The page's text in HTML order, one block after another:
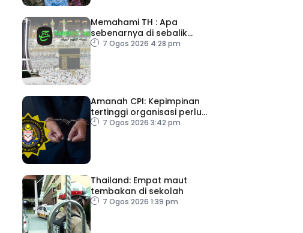
Memahami TH : Apa
sebenarnya di sebalik
angka
7 Ogos 2026 4:28 pm
Amanah CPI: Kepimpinan
tertinggi organisasi perlu
pacu reformasi radikal
7 Ogos 2026 3:42 pm
Thailand: Empat maut
tembakan di sekolah
7 Ogos 2026 1:39 pm